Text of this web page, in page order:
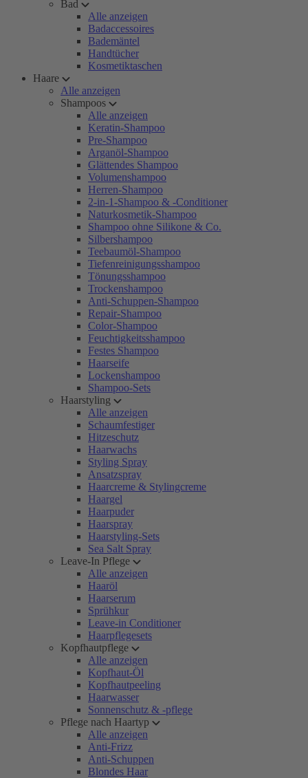
Bad
Alle anzeigen
Badaccessoires
Bademäntel
Handtücher
Kosmetiktaschen
Haare
Alle anzeigen
Shampoos
Alle anzeigen
Keratin-Shampoo
Pre-Shampoo
Arganöl-Shampoo
Glättendes Shampoo
Volumenshampoo
Herren-Shampoo
2-in-1-Shampoo & -Conditioner
Naturkosmetik-Shampoo
Shampoo ohne Silikone & Co.
Silbershampoo
Teebaumöl-Shampoo
Tiefenreinigungsshampoo
Tönungsshampoo
Trockenshampoo
Anti-Schuppen-Shampoo
Repair-Shampoo
Color-Shampoo
Feuchtigkeitsshampoo
Festes Shampoo
Haarseife
Lockenshampoo
Shampoo-Sets
Haarstyling
Alle anzeigen
Schaumfestiger
Hitzeschutz
Haarwachs
Styling Spray
Ansatzspray
Haarcreme & Stylingcreme
Haargel
Haarpuder
Haarspray
Haarstyling-Sets
Sea Salt Spray
Leave-In Pflege
Alle anzeigen
Haaröl
Haarserum
Sprühkur
Leave-in Conditioner
Haarpflegesets
Kopfhautpflege
Alle anzeigen
Kopfhaut-Öl
Kopfhautpeeling
Haarwasser
Sonnenschutz & -pflege
Pflege nach Haartyp
Alle anzeigen
Anti-Frizz
Anti-Schuppen
Blondes Haar